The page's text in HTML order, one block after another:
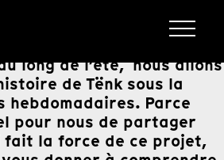
long de l’été,nous allons
de Tënk sous la
hebdomadaires. Parce
pour nous de partager
fait la force de ce projet,